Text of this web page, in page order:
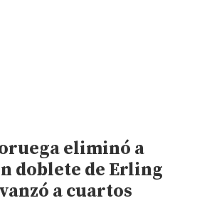
eliminó a
doblete de Erling
a cuartos